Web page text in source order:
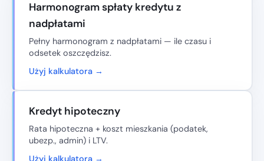
Harmonogram spłaty kredytu z
nadpłatami
Pełny harmonogram z nadpłatami — ile czasu i
odsetek oszczędzisz.
Użyj kalkulatora →
Kredyt hipoteczny
Rata hipoteczna + koszt mieszkania (podatek,
ubezp., admin) i LTV.
Użyj kalkulatora →